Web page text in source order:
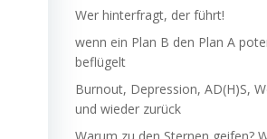
Wer hinterfragt, der führt!
wenn ein Plan B den Plan A
beflügelt
Burnout, Depression, AD(H)S,
und wieder zurück